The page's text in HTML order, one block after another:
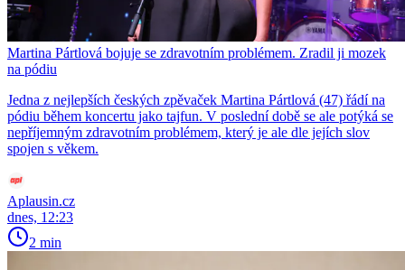
Martina Pártlová bojuje se zdravotním problémem. Zradil ji mozek
na pódiu
Jedna z nejlepších českých zpěvaček Martina Pártlová (47) řádí na
pódiu během koncertu jako tajfun. V poslední době se ale potýká se
nepříjemným zdravotním problémem, který je ale dle jejích slov
spojen s věkem.
Aplausin.cz
dnes, 12:23
2 min